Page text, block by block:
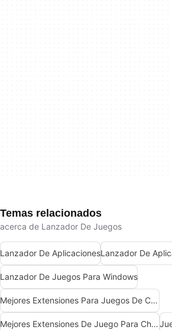
Temas relacionados
acerca de Lanzador De Juegos
Lanzador De AplicacionesLanzador De
Lanzador De Juegos Para Windows
Mejores Extensiones Para Juegos De Chrome
Mejores Extensiones De Juego Para Chrome